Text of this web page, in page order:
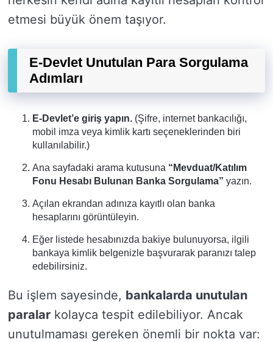
etmesi büyük önem taşıyor.
E-Devlet Unutulan Para Sorgulama
Adımları
E-Devlet’e giriş yapın. (Şifre, internet bankacılığı,
mobil imza veya kimlik kartı seçeneklerinden biri
kullanılabilir.)
Ana sayfadaki arama kutusuna “Mevduat/Katılım
Fonu Hesabı Bulunan Banka Sorgulama” yazın.
Açılan ekrandan adınıza kayıtlı olan banka
hesaplarını görüntüleyin.
Eğer listede hesabınızda bakiye bulunuyorsa, ilgili
bankaya kimlik belgenizle başvurarak paranızı talep
edebilirsiniz.
Bu işlem sayesinde, bankalarda unutulan
paralar kolayca tespit edilebiliyor. Ancak
unutulmaması gereken önemli bir nokta var: